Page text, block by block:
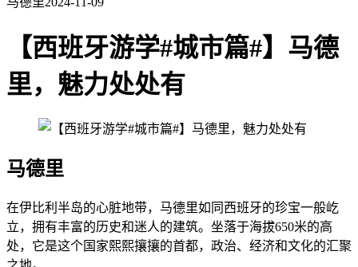
【西班牙游学#城市篇#】马德
里，魅力处处有
马德里
在伊比利半岛的心脏地带，马德里如同西班牙的珍宝一般屹
立，拥有丰富的历史和迷人的建筑。坐落于海拔650米的高
处，它是这个国家熙熙攘攘的首都，政治、经济和文化的汇聚